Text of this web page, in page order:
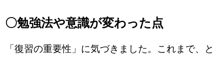
〇勉強法や意識が変わった点
「復習の重要性」に気づきました。これまで、と